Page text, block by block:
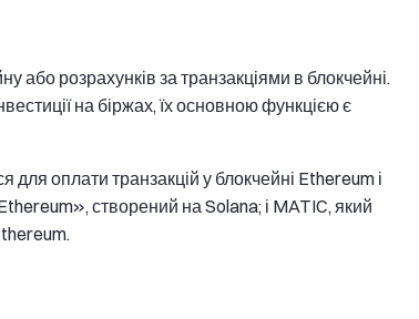
або розрахунків за транзакціями в блокчейні.
на біржах, їх основною функцією є
для оплати транзакцій у блокчейні Ethereum і
створений на Solana; і MATIC, який